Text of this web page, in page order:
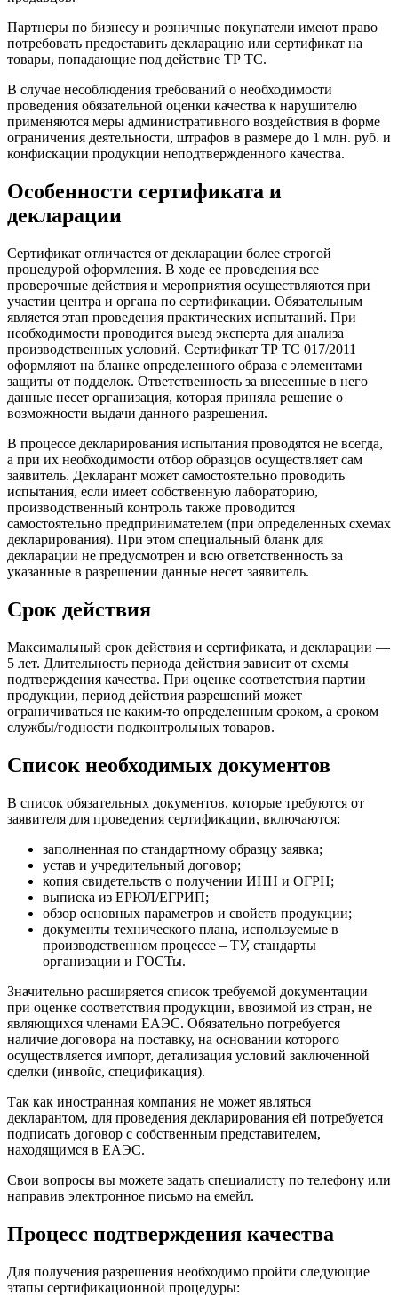
Партнеры по бизнесу и розничные покупатели имеют право
потребовать предоставить декларацию или сертификат на
товары, попадающие под действие ТР ТС.
В случае несоблюдения требований о необходимости
проведения обязательной оценки качества к нарушителю
применяются меры административного воздействия в форме
ограничения деятельности, штрафов в размере до 1 млн. руб. и
конфискации продукции неподтвержденного качества.
Особенности сертификата и
декларации
Сертификат отличается от декларации более строгой
процедурой оформления. В ходе ее проведения все
проверочные действия и мероприятия осуществляются при
участии центра и органа по сертификации. Обязательным
является этап проведения практических испытаний. При
необходимости проводится выезд эксперта для анализа
производственных условий. Сертификат ТР ТС 017/2011
оформляют на бланке определенного образа с элементами
защиты от подделок. Ответственность за внесенные в него
данные несет организация, которая приняла решение о
возможности выдачи данного разрешения.
В процессе декларирования испытания проводятся не всегда,
а при их необходимости отбор образцов осуществляет сам
заявитель. Декларант может самостоятельно проводить
испытания, если имеет собственную лабораторию,
производственный контроль также проводится
самостоятельно предпринимателем (при определенных схемах
декларирования). При этом специальный бланк для
декларации не предусмотрен и всю ответственность за
указанные в разрешении данные несет заявитель.
Срок действия
Максимальный срок действия и сертификата, и декларации —
5 лет. Длительность периода действия зависит от схемы
подтверждения качества. При оценке соответствия партии
продукции, период действия разрешений может
ограничиваться не каким-то определенным сроком, а сроком
службы/годности подконтрольных товаров.
Список необходимых документов
В список обязательных документов, которые требуются от
заявителя для проведения сертификации, включаются:
заполненная по стандартному образцу заявка;
устав и учредительный договор;
копия свидетельств о получении ИНН и ОГРН;
выписка из ЕРЮЛ/ЕГРИП;
обзор основных параметров и свойств продукции;
документы технического плана, используемые в
производственном процессе – ТУ, стандарты
организации и ГОСТы.
Значительно расширяется список требуемой документации
при оценке соответствия продукции, ввозимой из стран, не
являющихся членами ЕАЭС. Обязательно потребуется
наличие договора на поставку, на основании которого
осуществляется импорт, детализация условий заключенной
сделки (инвойс, спецификация).
Так как иностранная компания не может являться
декларантом, для проведения декларирования ей потребуется
подписать договор с собственным представителем,
находящимся в ЕАЭС.
Свои вопросы вы можете задать специалисту по телефону или
направив электронное письмо на емейл.
Процесс подтверждения качества
Для получения разрешения необходимо пройти следующие
этапы сертификационной процедуры: